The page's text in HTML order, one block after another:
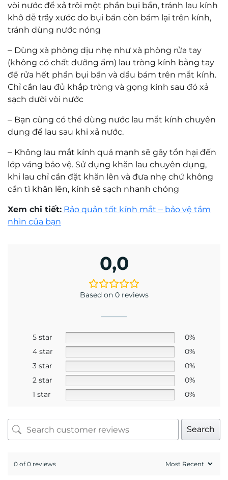
vòi nước để xả trôi một phần bụi bẩn, tránh lau kính
khô dễ trầy xước do bụi bẩn còn bám lại trên kính,
tránh dùng nước nóng
– Dùng xà phòng dịu nhẹ như xà phòng rửa tay
(không có chất dưỡng ẩm) lau tròng kính bằng tay
để rửa hết phần bụi bẩn và dầu bám trên mắt kính.
Chỉ cần lau đủ khắp tròng và gọng kính sau đó xả
sạch dười vòi nước
– Bạn cũng có thể dùng nước lau mắt kính chuyên
dụng để lau sau khi xả nước.
– Không lau mắt kính quá mạnh sẽ gây tổn hại đến
lớp váng bảo vệ. Sử dụng khăn lau chuyên dụng,
khi lau chỉ cần đặt khăn lên và đưa nhẹ chứ không
cần tì khăn lên, kính sẽ sạch nhanh chóng
Xem chi tiết: Bảo quản tốt kính mắt – bảo vệ tầm
nhìn của bạn
0,0
Based on 0 reviews
5 star
0%
4 star
0%
3 star
0%
2 star
0%
1 star
0%
Search
0 of 0 reviews